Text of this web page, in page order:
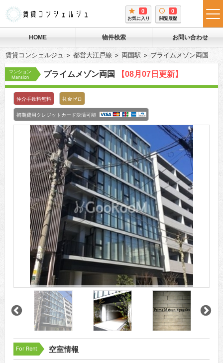
0
お気に入り
0
閲覧履歴
HOME 物件検索 お問い合わせ
賃貸コンシェルジュ 都営大江戸線 両国駅 プライムメゾン両国
マンション
Mansion
プライムメゾン両国 【08月07日更新】
仲介手数料無料 礼金ゼロ
初期費用クレジットカード決済可能
For Rent 空室情報